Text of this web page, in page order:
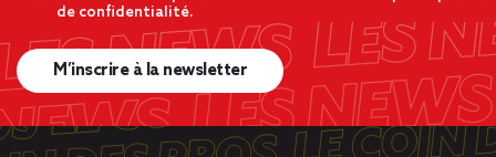
de confidentialité.
M’inscrire à la newsletter